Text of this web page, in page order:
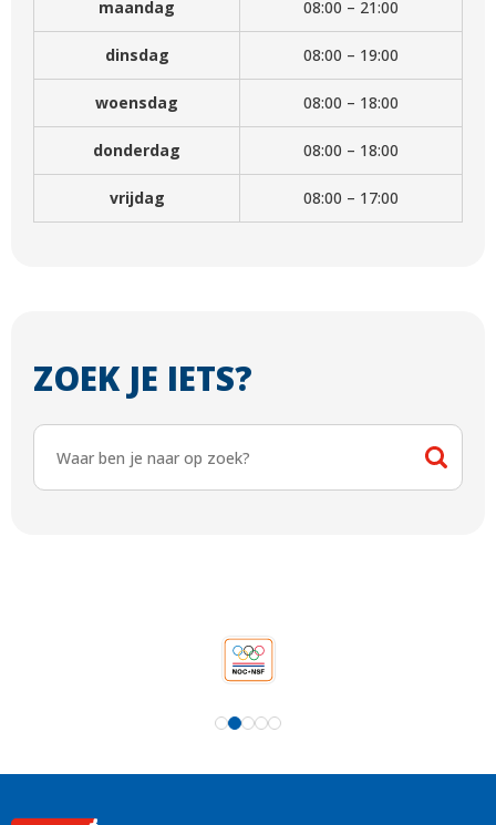
maandag 08:00 – 21:00
dinsdag 08:00 – 19:00
woensdag 08:00 – 18:00
donderdag 08:00 – 18:00
vrijdag 08:00 – 17:00
ZOEK JE IETS?